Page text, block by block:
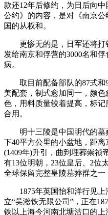
款还12年后修约，为日后向
公约》的内容，是对《南京
国的从权和。
更惨无的是，日军还将打
发给南京和俘营的3000名和
病。
取目前配备部队的87式和
美配套，制式愈加同一，颜
色，用料质量较着提高，标
合用。
明十三陵是中国明代的墓
下40平方公里的小盆地，距
(1409年)升引，曲到埋葬崇祯
有13位明朝，23位皇后、2位
全球保留完整皇陵墓葬群之一
1875年英国怡和洋行见上
立“吴淞铁无限公司”，正在
铁以上海今河南北塘沽口的